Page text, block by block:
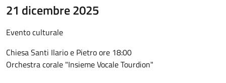
21 dicembre 2025
Evento culturale
Chiesa Santi Ilario e Pietro ore 18:00
Orchestra corale "Insieme Vocale Tourdion"